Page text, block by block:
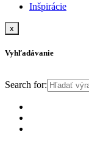
Inšpirácie
x
Vyhľadávanie
Search for: